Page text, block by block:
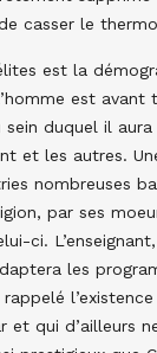
casser le
est la
est avant
duquel il
et les autres.
nombreuses
par ses
ci.
les
l’existence
et qui d’ailleurs